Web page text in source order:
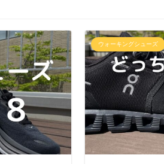
ウォーキングシューズ